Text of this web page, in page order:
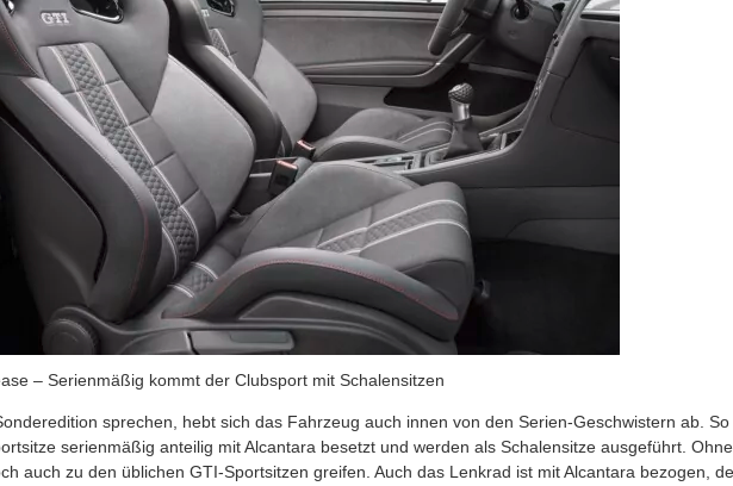
– Serienmäßig kommt der Clubsport mit Schalensitzen
sprechen, hebt sich das Fahrzeug auch innen von den Serien-Geschwistern ab. So
serienmäßig anteilig mit Alcantara besetzt und werden als Schalensitze ausgeführt. Ohne
auch zu den üblichen GTI-Sportsitzen greifen. Auch das Lenkrad ist mit Alcantara bezogen,